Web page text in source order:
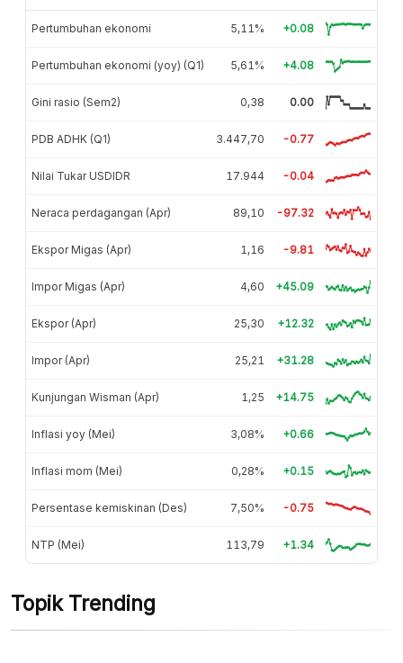
Pertumbuhan ekonomi 5,11% +0.08
Pertumbuhan ekonomi (yoy) (Q1) 5,61% +4.08
Gini rasio (Sem2) 0,38 0.00
PDB ADHK (Q1) 3.447,70 -0.77
Nilai Tukar USDIDR 17.944 -0.04
Neraca perdagangan (Apr) 89,10 -97.32
Ekspor Migas (Apr) 1,16 -9.81
Impor Migas (Apr) 4,60 +45.09
Ekspor (Apr) 25,30 +12.32
Impor (Apr) 25,21 +31.28
Kunjungan Wisman (Apr) 1,25 +14.75
Inflasi yoy (Mei) 3,08% +0.66
Inflasi mom (Mei) 0,28% +0.15
Persentase kemiskinan (Des) 7,50% -0.75
NTP (Mei) 113,79 +1.34
Topik Trending